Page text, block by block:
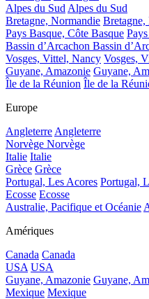
Alpes du Sud Alpes du Sud
Bretagne, Normandie Bretagne,
Pays Basque, Côte Basque
Bassin d’Arcachon Bassin
Vosges, Vittel, Nancy Vosges,
Guyane, Amazonie Guyane,
Île de la Réunion Île de la
Europe
Angleterre Angleterre
Norvège Norvège
Italie Italie
Grèce Grèce
Portugal, Les Acores Portugal,
Ecosse Ecosse
Australie, Pacifique et Océanie
Amériques
Canada Canada
USA USA
Guyane, Amazonie Guyane,
Mexique Mexique